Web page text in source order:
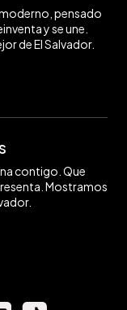
pensado
y se une.
de El Salvador.
contigo. Que
Mostramos